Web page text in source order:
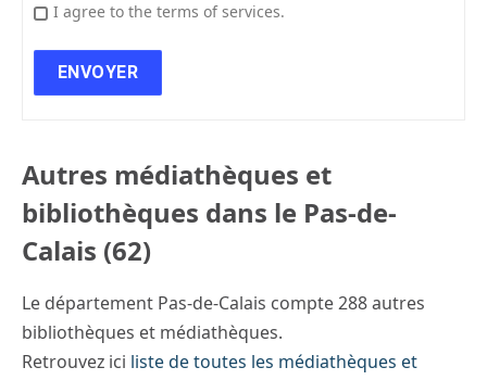
I agree to the terms of services.
Autres médiathèques et
bibliothèques dans le Pas-de-
Calais (62)
Le département Pas-de-Calais compte 288 autres
bibliothèques et médiathèques.
Retrouvez ici liste de toutes les médiathèques et